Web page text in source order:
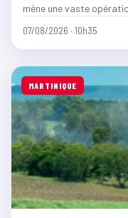
mène une vaste
07/08/2026 · 10h35
MARTINIQUE